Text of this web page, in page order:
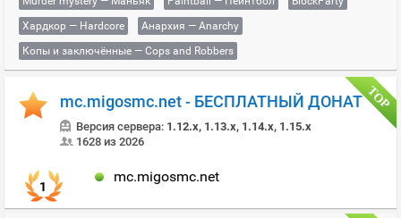
Хардкор — Hardcore
Анархия — Anarchy
Копы и заключённые — Cops and Robbers
mc.migosmc.net - БЕСПЛАТНЫЙ ДОНАТ
Версия сервера: 1.12.x, 1.13.x, 1.14.x, 1.15.x
1628 из 2026
1
mc.migosmc.net